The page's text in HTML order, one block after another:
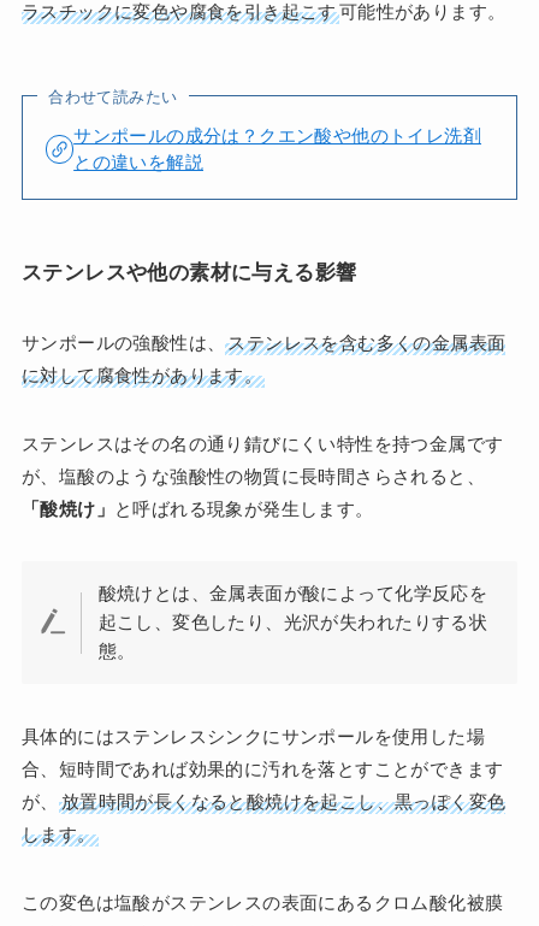
ラスチックに変色や腐食を引き起こす可能性があります。
合わせて読みたい
サンポールの成分は？クエン酸や他のトイレ洗剤
との違いを解説
ステンレスや他の素材に与える影響
サンポールの強酸性は、ステンレスを含む多くの金属表面
に対して腐食性があります。
ステンレスはその名の通り錆びにくい特性を持つ金属です
が、塩酸のような強酸性の物質に長時間さらされると、
「酸焼け」 と呼ばれる現象が発生します。
酸焼けとは、金属表面が酸によって化学反応を
起こし、変色したり、光沢が失われたりする状
態。
具体的にはステンレスシンクにサンポールを使用した場
合、短時間であれば効果的に汚れを落とすことができます
が、
放置時間が長くなると酸焼けを起こし、黒っぽく変色
します。
この変色は塩酸がステンレスの表面にあるクロム酸化被膜